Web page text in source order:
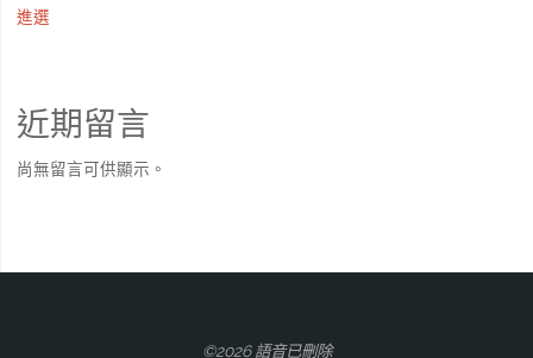
進選
近期留言
尚無留言可供顯示。
©2026 語音已刪除